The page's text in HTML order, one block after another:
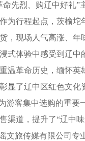
先烈、购辽中好礼”
为行程起点，茨榆
，现场人气高涨、
式体验中感受到辽
温革命历史，缅怀
显了辽中区红色文
游客集中选购的重
道，提升了“辽中味
文旅传媒有限公司专